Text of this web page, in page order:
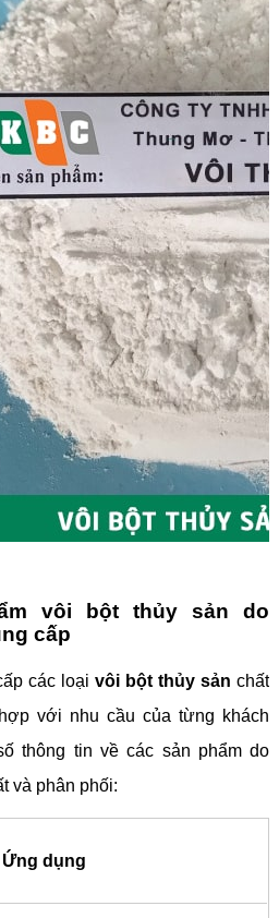
vôi bột thủy sản do
cấp
các loạivôi bột thủy sản chất
với nhu cầu của từng khách
thông tin về các sản phẩm do
và phân phối:
Ứng dụng